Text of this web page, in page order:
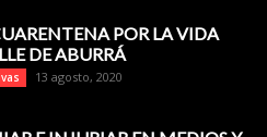
POR LA VIDA
DE ABURRÁ
13 agosto, 2020